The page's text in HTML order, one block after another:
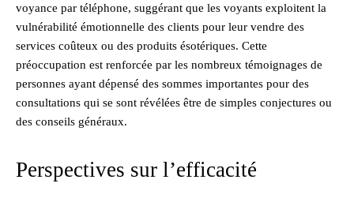
voyance par téléphone, suggérant que les voyants exploitent la
vulnérabilité émotionnelle des clients pour leur vendre des
services coûteux ou des produits ésotériques. Cette
préoccupation est renforcée par les nombreux témoignages de
personnes ayant dépensé des sommes importantes pour des
consultations qui se sont révélées être de simples conjectures ou
des conseils généraux.
Perspectives sur l’efficacité